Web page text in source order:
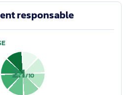
responsable
2.1/10